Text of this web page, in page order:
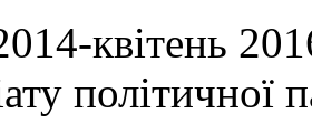
квітень
політичної